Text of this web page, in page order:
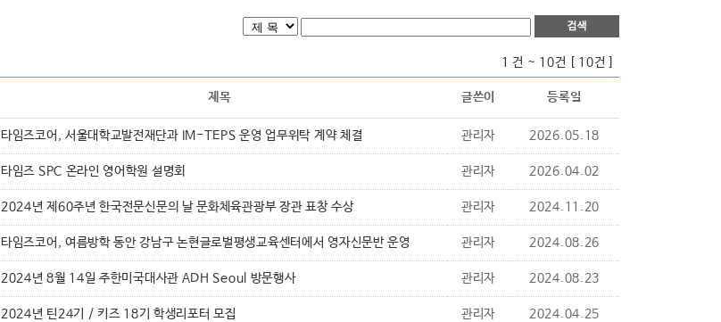
1 건 ~ 10건 [ 10건 ]
제목 글쓴이 등록일
타임즈코어, 서울대학교발전재단과 IM-TEPS 운영 업무위탁 계약 체결 관리자 2026.05.18
타임즈 SPC 온라인 영어학원 설명회 관리자 2026.04.02
2024년 제60주년 한국전문신문의 날 문화체육관광부 장관 표창 수상 관리자 2024.11.20
타임즈코어, 여름방학 동안 강남구 논현글로벌평생교육센터에서 영자신문반 운영 관리자 2024.08.26
2024년 8월 14일 주한미국대사관 ADH Seoul 방문행사 관리자 2024.08.23
2024년 틴24기 / 키즈 18기 학생리포터 모집 관리자 2024.04.25